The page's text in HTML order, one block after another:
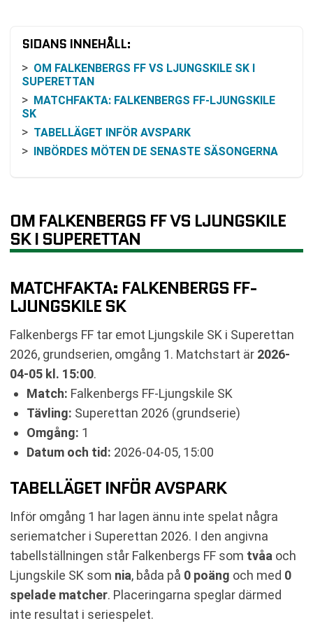
SIDANS INNEHÅLL:
OM FALKENBERGS FF VS LJUNGSKILE SK I
SUPERETTAN
MATCHFAKTA: FALKENBERGS FF-LJUNGSKILE
SK
TABELLÄGET INFÖR AVSPARK
INBÖRDES MÖTEN DE SENASTE SÄSONGERNA
SK
SÅ KAN MATCHEN FÖLJAS PÅ TV ELLER ONLINE
RESONEMANG KRING ODDS OCH VINSTCHANS
KOMMANDE MATCHER EFTER OMGÅNG 1
VANLIGA FRÅGOR OM FALKENBERGS FF VS
TABELL
RELATERADE NYHETER
OM FALKENBERGS FF VS LJUNGSKILE
SK I SUPERETTAN
MATCHFAKTA: FALKENBERGS FF-
LJUNGSKILE SK
Falkenbergs FF tar emot Ljungskile SK i Superettan
2026, grundserien, omgång 1. Matchstart är 2026-
04-05 kl. 15:00.
Match: Falkenbergs FF-Ljungskile SK
Tävling: Superettan 2026 (grundserie)
Omgång: 1
Datum och tid: 2026-04-05, 15:00
TABELLÄGET INFÖR AVSPARK
Inför omgång 1 har lagen ännu inte spelat några
seriematcher i Superettan 2026. I den angivna
tabellställningen står Falkenbergs FF som tvåa och
Ljungskile SK som nia, båda på 0 poäng och med 0
spelade matcher. Placeringarna speglar därmed
inte resultat i seriespelet.